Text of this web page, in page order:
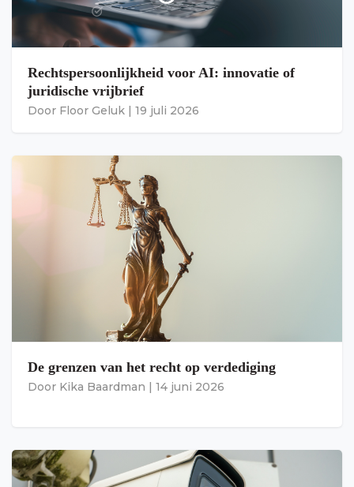
Rechtspersoonlijkheid voor AI: innovatie of
juridische vrijbrief
Door Floor Geluk | 19 juli 2026
De grenzen van het recht op verdediging
Door Kika Baardman | 14 juni 2026